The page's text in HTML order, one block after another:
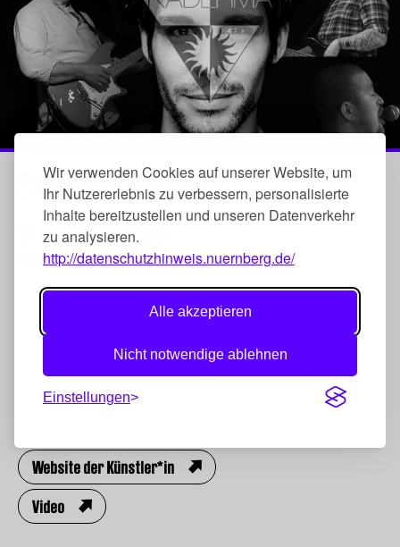
Wir verwenden Cookies auf unserer Website, um
Ihr Nutzererlebnis zu verbessern, personalisierte
Inhalte bereitzustellen und unseren Datenverkehr
zu analysieren.
http://datenschutzhinweis.nuernberg.de/
Alle akzeptieren
Nicht notwendige ablehnen
Einstellungen
Straßenbühne
27. Jul 2018,22:00
Strassenbühne
Ist doch „Kadehma“, wenn die vier Jungs aus den
Stilrichtungen Pop, Soul-HipHop und Reggae-Rock ein
neues, frisches und tiefgehendes Musikerlebnis zaubern.
Mit Lyriks aus dem deutschsprachigen Raum, die
vorwiegend aus der Feder des Singer-Songwriters
Christian Wittwer entsprangen, wird das Ganze mit der
Website der Künstler*in
Video